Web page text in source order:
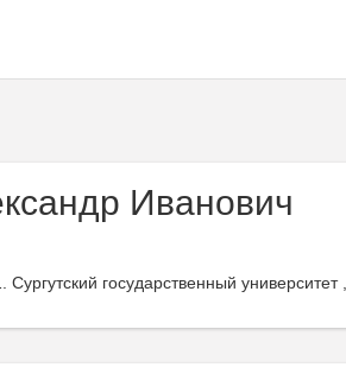
Иванович
Сургутский государственный университет ,